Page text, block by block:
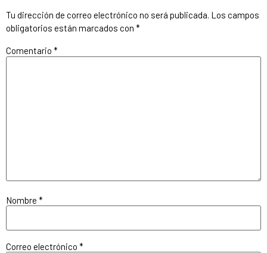
Tu dirección de correo electrónico no será publicada. Los campos
obligatorios están marcados con *
Comentario *
Nombre *
Correo electrónico *